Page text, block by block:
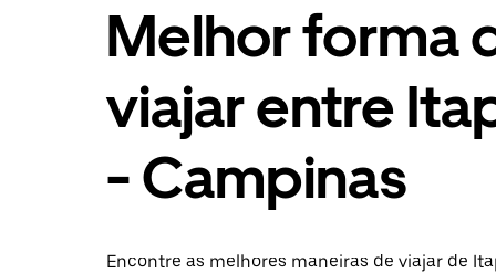
Melhor forma
viajar entre
- Campinas
Encontre as melhores maneiras de viajar de